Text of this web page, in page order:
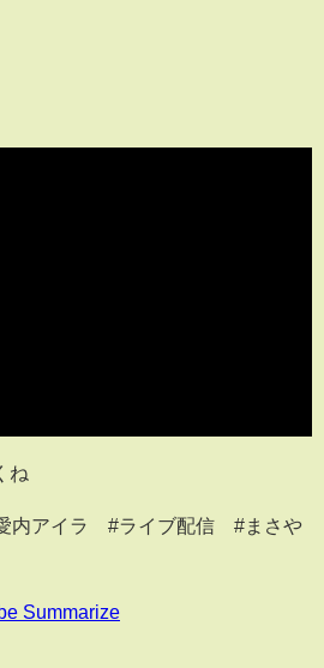
ね
内アイラ #ライブ配信 #まさや
Summarize